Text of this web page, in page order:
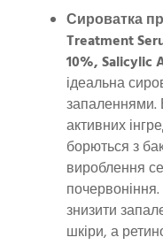
Сироватка
Treatment
10%, Salicylic
ідеальна
запаленнями.
активних
борються з
вироблення
знизити
шкіри, а